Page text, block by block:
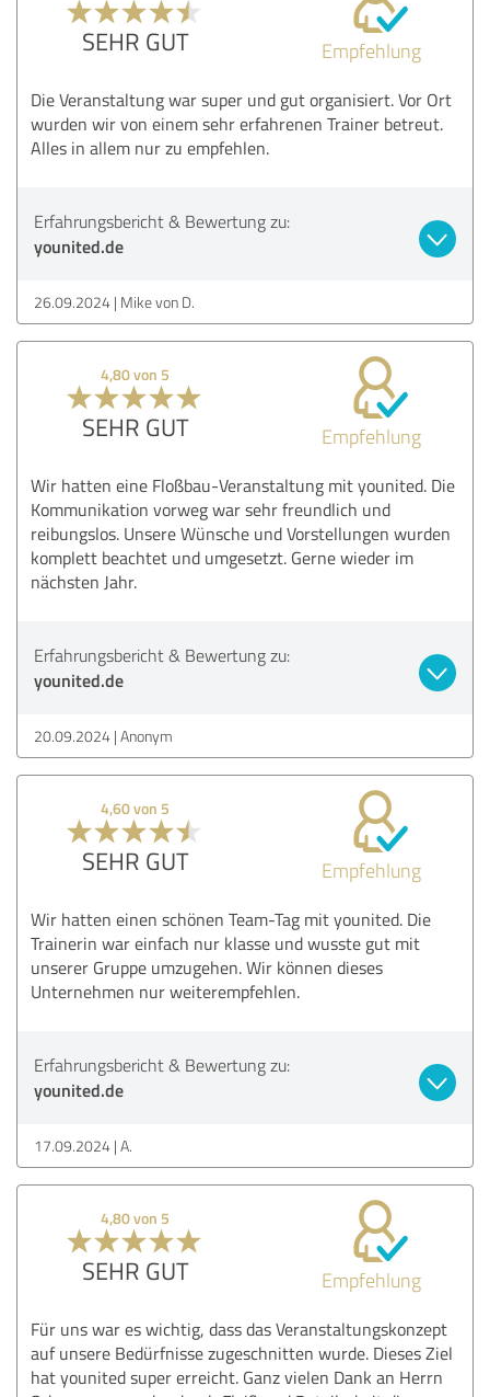
SEHR GUT Empfehlung
Die Veranstaltung war super und gut organisiert. Vor Ort
wurden wir von einem sehr erfahrenen Trainer betreut.
Alles in allem nur zu empfehlen.
Erfahrungsbericht & Bewertung zu:
younited.de
26.09.2024 Mike von D.
4,80 von 5
SEHR GUT Empfehlung
Wir hatten eine Floßbau-Veranstaltung mit younited. Die
Kommunikation vorweg war sehr freundlich und
reibungslos. Unsere Wünsche und Vorstellungen wurden
komplett beachtet und umgesetzt. Gerne wieder im
nächsten Jahr.
Erfahrungsbericht & Bewertung zu:
younited.de
20.09.2024 Anonym
4,60 von 5
SEHR GUT Empfehlung
Wir hatten einen schönen Team-Tag mit younited. Die
Trainerin war einfach nur klasse und wusste gut mit
unserer Gruppe umzugehen. Wir können dieses
Unternehmen nur weiterempfehlen.
Erfahrungsbericht & Bewertung zu:
younited.de
17.09.2024 A.
4,80 von 5
SEHR GUT Empfehlung
Für uns war es wichtig, dass das Veranstaltungskonzept
auf unsere Bedürfnisse zugeschnitten wurde. Dieses Ziel
hat younited super erreicht. Ganz vielen Dank an Herrn